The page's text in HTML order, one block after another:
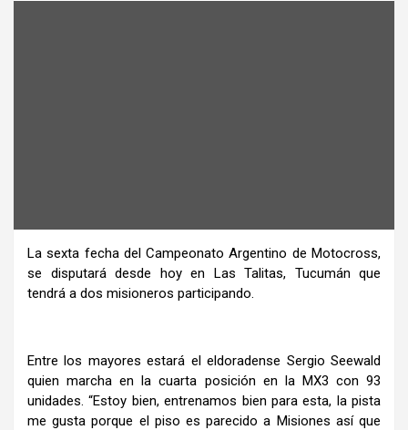
La sexta fecha del Campeonato Argentino de Motocross,
se disputará desde hoy en Las Talitas, Tucumán que
tendrá a dos misioneros participando.
Entre los mayores estará el eldoradense Sergio Seewald
quien marcha en la cuarta posición en la MX3 con 93
unidades. “Estoy bien, entrenamos bien para esta, la pista
me gusta porque el piso es parecido a Misiones así que